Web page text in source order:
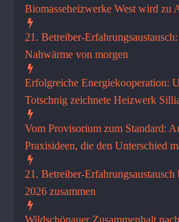
Biomasseheizwerke West wird zu
21. Betreiber-
Nahwärme von morgen
Erfolgreiche Energiekooperati­on:
Totschnig zeichnete Heizwerk
Vom Provisorium zum Standard:
Praxisideen, die den Unterschied
21. Betreiber-
2026 zusammen
Wildschönauer Zusammenhalt